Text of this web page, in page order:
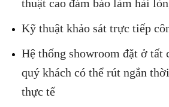
thuật cao đảm bảo làm hài
Kỹ thuật khảo sát trực tiếp
Hệ thống showroom đặt ở tất
quý khách có thể rút ngắn
thực tế